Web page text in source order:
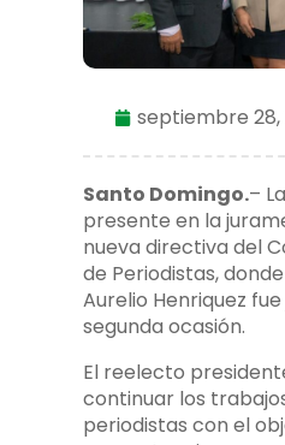
septiembre 28,
Santo Domingo.–
presente en la
nueva directiva del
de Periodistas,
Aurelio Henriquez
segunda ocasión.
El reelecto
continuar los
periodistas con el